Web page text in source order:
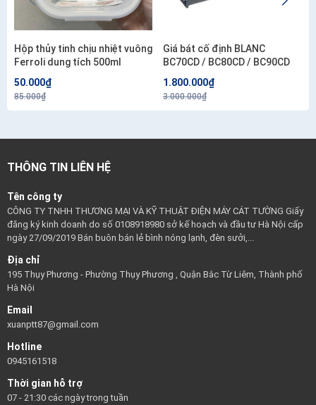
Hộp thủy tinh chịu nhiệt vuông
Ferroli dung tích 500ml
50.000₫
85.000₫
Giá bát cố định BLANC
BC70CD / BC80CD / BC90CD
1.800.000₫
3.000.000₫
THÔNG TIN LIÊN HỆ
Tên công ty
CÔNG TY TNHH THƯƠNG MẠI VÀ KỸ THUẬT ĐIỆN MÁY CÁT TƯỜNG Giấy
đăng ký kinh doanh do số 0108918980 sở kế hoạch và đầu tư Hà Nội cấp
ngày 27/09/2019 Bán buôn bán lẻ bình nóng lạnh, đèn sưởi,...
Địa chỉ
195 Thụy Phương - Phường Thụy Phương , Quận Bắc Từ Liêm, Thành phố
Hà Nội
Email
xuanptt87@gmail.com
Hotline
0945161518
Thời gian hỗ trợ
07 - 21:30 các ngày trong tuần